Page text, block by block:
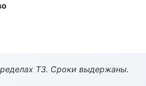
ТЗ. Сроки выдержаны.